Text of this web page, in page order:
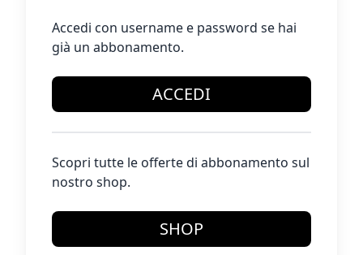
Accedi con username e password se hai
già un abbonamento.
ACCEDI
Scopri tutte le offerte di abbonamento sul
nostro shop.
SHOP